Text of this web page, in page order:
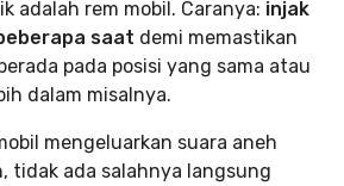
adalah rem mobil. Caranya: injak
saat demi memastikan
pada posisi yang sama atau
dalam misalnya.
mengeluarkan suara aneh
tidak ada salahnya langsung